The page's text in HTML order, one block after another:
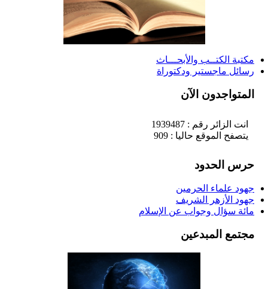
مكتبة الكتــب والأبحـــاث
رسائل ماجستير ودكتوراة
المتواجدون الآن
انت الزائر رقم : 1939487
يتصفح الموقع حاليا : 909
حرس الحدود
جهود علماء الحرمين
جهود الأزهر الشريف
مائة سؤال وجواب عن الإسلام
مجتمع المبدعين